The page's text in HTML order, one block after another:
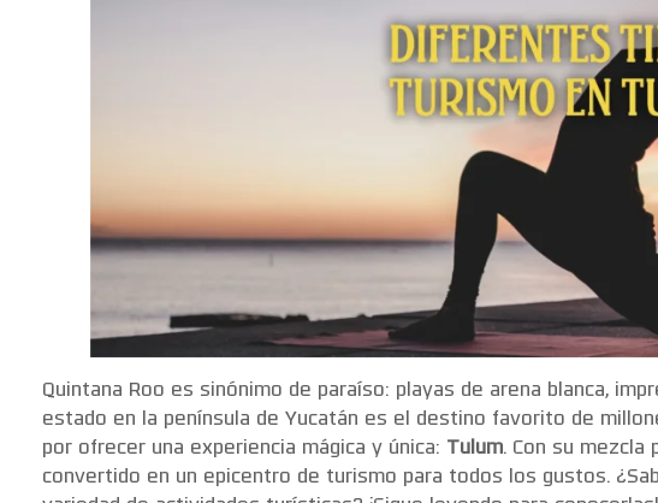
Quintana Roo es sinónimo de paraíso: playas de arena blanca,
estado en la península de Yucatán es el destino favorito de
por ofrecer una experiencia mágica y única: Tulum. Con su mezcla
convertido en un epicentro de turismo para todos los gustos.